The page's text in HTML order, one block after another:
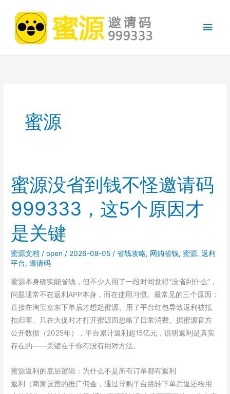
主
蜜源
蜜源没省到钱不怪邀请码
999333，这5个原因才
是关键
蜜源文档 /open / 2026-08-05 /省钱攻略, 网购省钱,蜜源,返利
平台,邀请码
蜜源本身确实能省钱，但不少人用了一段时间觉得”没省到什么”，
问题通常不在返利APP本身，而在使用习惯。最常见的三个原因：
直接在淘宝京东下单后才想起蜜源、用了平台红包导致返利被抵
扣归零、只在大促时才打开蜜源而忽略了日常消费。据蜜源官方
公开数据（2025年），平台累计返利超15亿元，说明返利是真实
存在的——关键在于你有没有用对方法。
蜜源返利的底层逻辑：为什么不是所有订单都有返利
返利（商家设置的推广佣金，通过导购平台跳转下单后返还给用